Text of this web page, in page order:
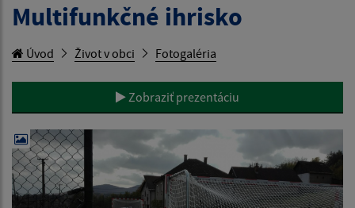
Multifunkčné ihrisko
Úvod Život v obci Fotogaléria
Zobraziť prezentáciu